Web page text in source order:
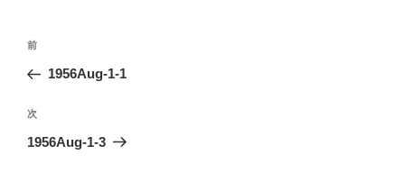
投
ナ
ビ
ゲ
前
の
稿
前
1956Aug-1-1
次
の
次
1956Aug-1-3